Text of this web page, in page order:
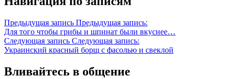
Предыдущая запись Предыдущая запись:
Для того чтобы грибы и шпинат были вкуснее…
Следующая запись Следующая запись:
Украинский красный борщ с фасолью и свеклой
Вливайтесь в общение